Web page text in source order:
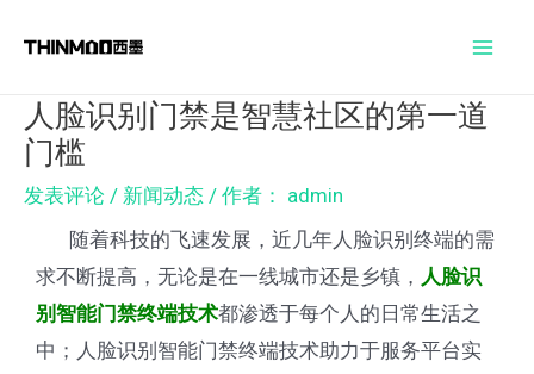
人脸识别门禁是智慧社区的第一道
门槛
发表评论 / 新闻动态 / 作者： admin
随着科技的飞速发展，近几年人脸识别终端的需
求不断提高，无论是在一线城市还是乡镇， 人脸识
别智能门禁终端技术都渗透于每个人的日常生活之
中；人脸识别智能门禁终端技术助力于服务平台实
navigation